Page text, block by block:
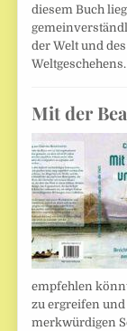
diesem Buch
der Welt und
Mit der
empfehlen
zu ergreifen
merkwürdigen